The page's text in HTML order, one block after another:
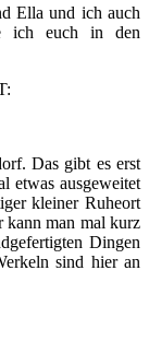
Ella und ich auch
ich euch in den
Das gibt es erst
etwas ausgeweitet
kleiner Ruheort
kann man mal kurz
Dingen
sind hier an